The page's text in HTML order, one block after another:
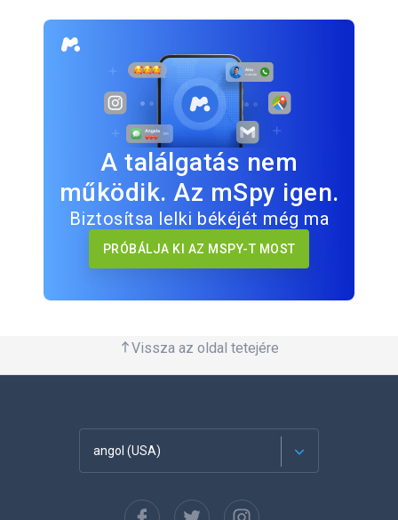
A találgatás nem
működik. Az mSpy igen.
Biztosítsa lelki békéjét még ma
PRÓBÁLJA KI AZ MSPY-T MOST
Vissza az oldal tetejére
angol (USA)